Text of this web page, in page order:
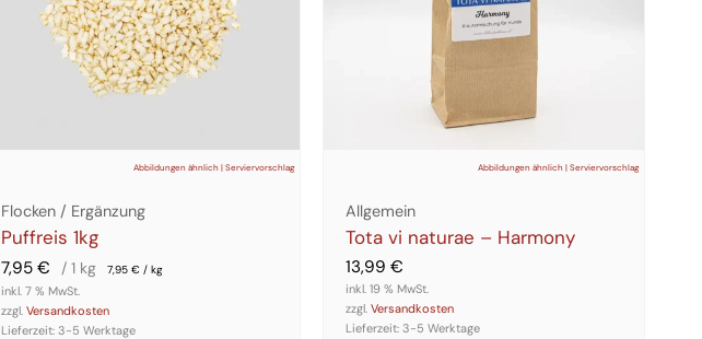
Abbildungen ähnlich | Serviervorschlag
Flocken / Ergänzung
Puffreis 1kg
7,95€ / 1 kg 7,95€ /kg
inkl. 7 % MwSt.
zzgl.Versandkosten
Lieferzeit:3-5 Werktage
Abbildungen ähnlich | Serviervorschlag
Allgemein
Tota vi naturae – Harmony
13,99€
inkl. 19 % MwSt.
zzgl.Versandkosten
Lieferzeit:3-5 Werktage